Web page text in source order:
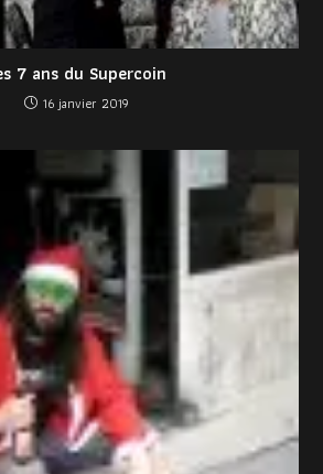
7 ans du Supercoin
16 janvier 2019